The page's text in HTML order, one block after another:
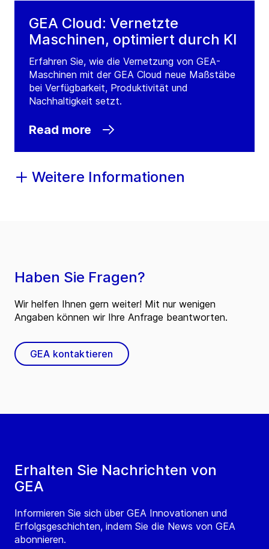
GEA Cloud: Vernetzte
Maschinen, optimiert durch KI
Erfahren Sie, wie die Vernetzung von GEA-
Maschinen mit der GEA Cloud neue Maßstäbe
bei Verfügbarkeit, Produktivität und
Nachhaltigkeit setzt.
Read more
Weitere Informationen
Erhalten Sie Nachrichten von
GEA
Informieren Sie sich über GEA Innovationen und
Erfolgsgeschichten, indem Sie die News von GEA
abonnieren.
Haben Sie Fragen?
Wir helfen Ihnen gern weiter! Mit nur wenigen
Angaben können wir Ihre Anfrage beantworten.
GEA kontaktieren